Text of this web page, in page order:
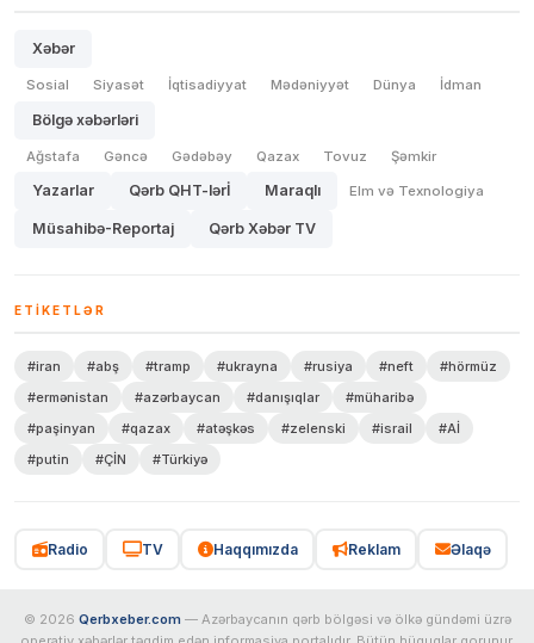
Xəbər
Sosial Siyasət İqtisadiyyat Mədəniyyət Dünya İdman
Bölgə xəbərləri
Ağstafa Gəncə Gədəbəy Qazax Tovuz Şəmkir
Yazarlar Qərb QHT-lərİ Maraqlı Elm və Texnologiya
Müsahibə-Reportaj Qərb Xəbər TV
ETIKETLƏR
#iran #abş #tramp #ukrayna #rusiya #neft
#hörmüz
#ermənistan
#azərbaycan #danışıqlar
#müharibə
#paşinyan
#qazax #atəşkəs #zelenski #israil
#Aİ
#putin
#ÇİN #Türkiyə
Radio TV Haqqımızda Reklam Əlaqə
© 2026 Qerbxeber.com — Azərbaycanın qərb bölgəsi və ölkə gündəmi üzrə